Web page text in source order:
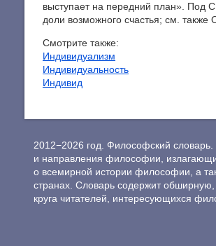
выступает на передний план». Под
доли возможного счастья; см.
Смотрите также:
Индивидуализм
Индивидуальность
Индивид
2012−2026 год. Философский
и направления философии,
о всемирной истории философии, а
странах. Словарь содержит
круга читателей, интересующихся